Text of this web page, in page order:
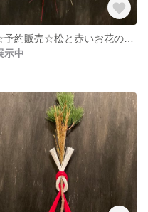
示中